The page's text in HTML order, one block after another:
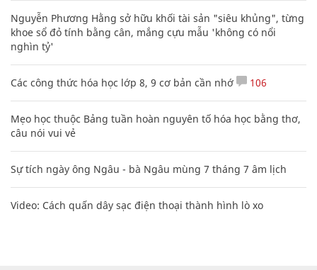
Nguyễn Phương Hằng sở hữu khối tài sản "siêu khủng", từng
khoe sổ đỏ tính bằng cân, mắng cựu mẫu 'không có nổi
nghìn tỷ'
Các công thức hóa học lớp 8, 9 cơ bản cần nhớ 106
Mẹo học thuộc Bảng tuần hoàn nguyên tố hóa học bằng thơ,
câu nói vui vẻ
Sự tích ngày ông Ngâu - bà Ngâu mùng 7 tháng 7 âm lịch
Video: Cách quấn dây sạc điện thoại thành hình lò xo